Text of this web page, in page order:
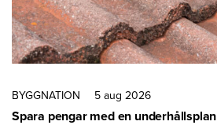
BYGGNATION 5 aug 2026
Spara pengar med en underhållsplan